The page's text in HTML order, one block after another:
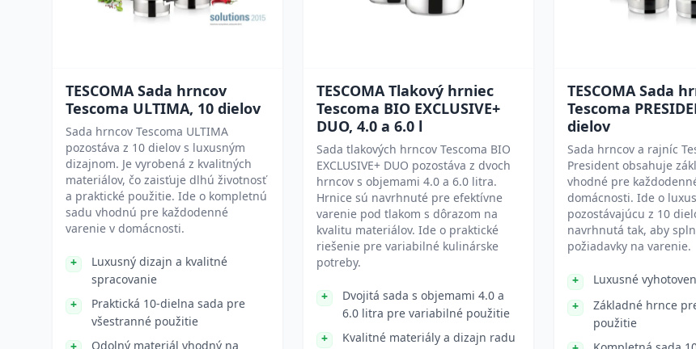
TESCOMA Sada hrncov
Tescoma ULTIMA, 10 dielov
Sada hrncov Tescoma ULTIMA
pozostáva z 10 dielov s luxusným
dizajnom. Je vyrobená z kvalitných
materiálov, čo zaisťuje dlhú životnosť
a praktické použitie. Ide o kompletnú
sadu vhodnú pre každodenné
varenie v domácnosti.
Luxusný dizajn a kvalitné
spracovanie
Praktická 10-dielna sada pre
všestranné použitie
Odolný materiál vhodný na
TESCOMA Tlakový hrniec
Tescoma BIO EXCLUSIVE+
DUO, 4.0 a 6.0 l
Sada tlakových hrncov Tescoma BIO
EXCLUSIVE+ DUO pozostáva z dvoch
hrncov s objemami 4.0 a 6.0 litra.
Hrnice sú navrhnuté pre efektívne
varenie pod tlakom s dôrazom na
kvalitu materiálov. Ide o praktické
riešenie pre variabilné kulinárske
potreby.
Dvojitá sada s objemami 4.0 a
6.0 litra pre variabilné použitie
Kvalitné materiály a dizajn radu
TESCOMA Sada
Tescoma
dielov
Sada hrncov a rajníc
President obsahuje
vhodné pre
domácnosti. Ide o
pozostávajúcu z 10
navrhnutá tak, aby
požiadavky na varenie.
Luxusné
Základné hrnce
použitie